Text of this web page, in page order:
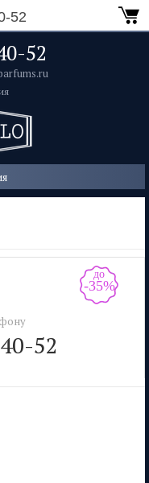
52
52
до
-35%
52